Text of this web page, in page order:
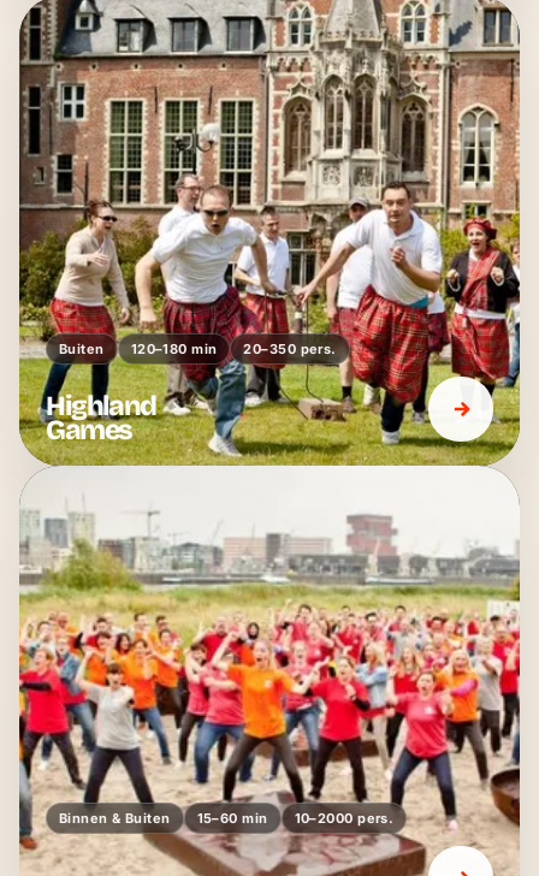
Buiten 120–180 min 20–350 pers.
Highland
Games
Binnen & Buiten 15–60 min 10–2000 pers.